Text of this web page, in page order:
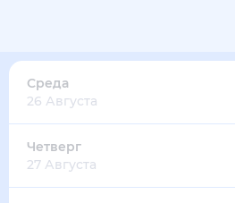
Среда
26 Августа
Четверг
27 Августа